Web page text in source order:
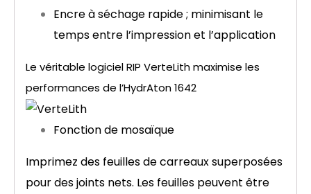
Encre à séchage rapide ; minimisant le
temps entre l’impression et l’application
Le véritable logiciel RIP VerteLith maximise les
performances de l’HydrAton 1642
Fonction de mosaïque
Imprimez des feuilles de carreaux superposées
pour des joints nets. Les feuilles peuvent être